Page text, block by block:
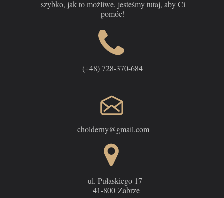
szybko, jak to możliwe, jesteśmy tutaj, aby Ci
pomóc!
(+48) 728-370-684
cholderny@gmail.com
ul. Pułaskiego 17
41-800 Zabrze